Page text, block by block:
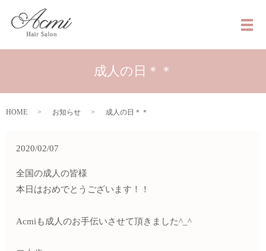
メ
成人の日＊＊
HOME お知らせ 成人の日＊＊
2020/02/07
全国の成人の皆様
本日はおめでとうございます！！
Acmiも成人のお手伝いさせて頂きました^_^